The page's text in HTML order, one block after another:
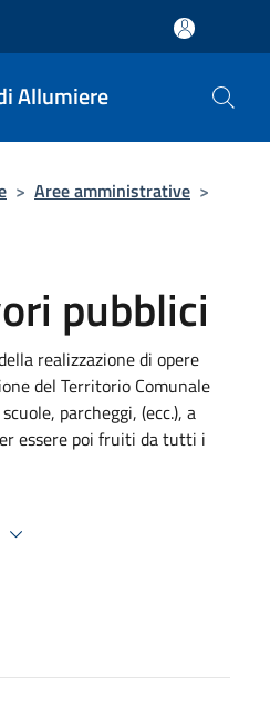
Allumiere
> Aree amministrative >
pubblici
realizzazione di opere
del Territorio Comunale
parcheggi, (ecc.), a
essere poi fruiti da tutti i